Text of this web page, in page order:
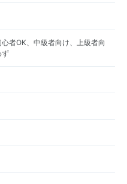
者OK、中級者向け、上級者向
ず